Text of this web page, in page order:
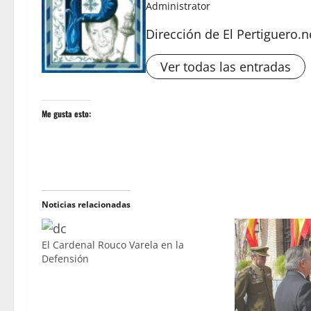
Administrator
Dirección de El
Ver todas las entradas
Me gusta esto:
Noticias relacionadas
El Cardenal Rouco Varela en la
Defensión